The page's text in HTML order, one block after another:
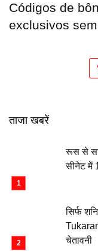
Códigos de
exclusivos
ताजा खबरें
रूस से
सीनेट में
सिर्फ
चेतावनी